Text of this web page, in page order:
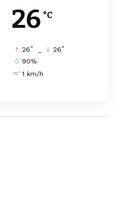
26 °C
26° 26°
90%
1 km/h